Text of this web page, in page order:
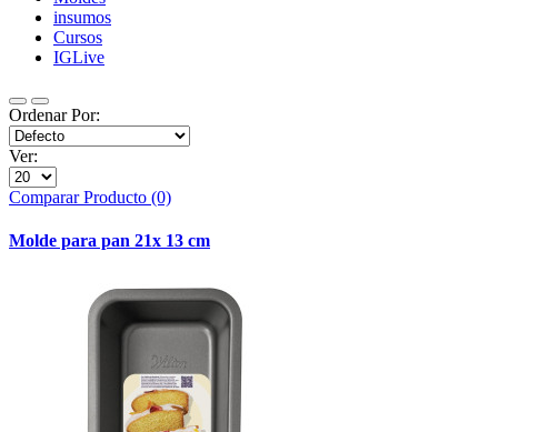
insumos
Cursos
IGLive
Ordenar Por:
Ver:
Comparar Producto (0)
Molde para pan 21x 13 cm